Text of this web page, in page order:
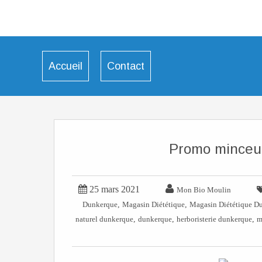
Accueil Contact
Promo
 25 mars 2021  Mon Bio Moulin
Dunkerque Magasin Diététique
Magasin Diététique
naturel dunkerque, dunkerque, herboristerie dunkerque,